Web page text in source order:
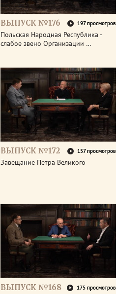
ВЫПУСК №176 197 просмотров
Польская Народная Республика -
слабое звено Организации …
ВЫПУСК №172 157 просмотров
Завещание Петра Великого
ВЫПУСК №168 175 просмотров